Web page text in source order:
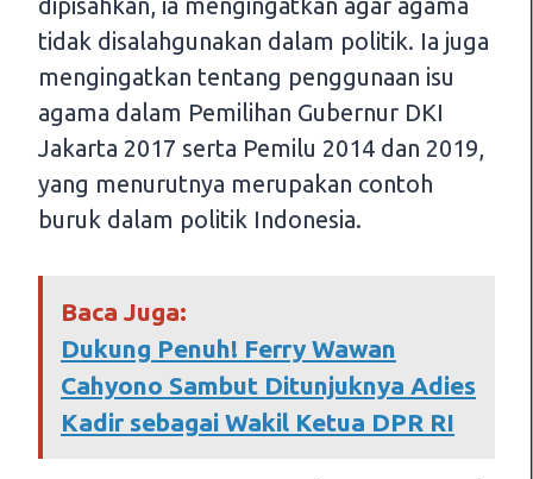
tidak disalahgunakan dalam politik. Ia juga
mengingatkan tentang penggunaan isu
agama dalam Pemilihan Gubernur DKI
Jakarta 2017 serta Pemilu 2014 dan 2019,
yang menurutnya merupakan contoh
buruk dalam politik Indonesia.
Baca Juga:
Dukung Penuh! Ferry Wawan
Cahyono Sambut Ditunjuknya Adies
Kadir sebagai Wakil Ketua DPR RI